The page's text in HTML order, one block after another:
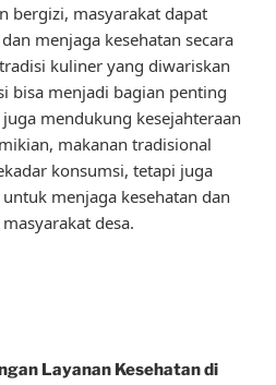
bergizi, masyarakat dapat
menjaga kesehatan secara
kuliner yang diwariskan
bisa menjadi bagian penting
mendukung kesejahteraan
makanan tradisional
konsumsi, tetapi juga
menjaga kesehatan dan
desa.
Layanan Kesehatan di